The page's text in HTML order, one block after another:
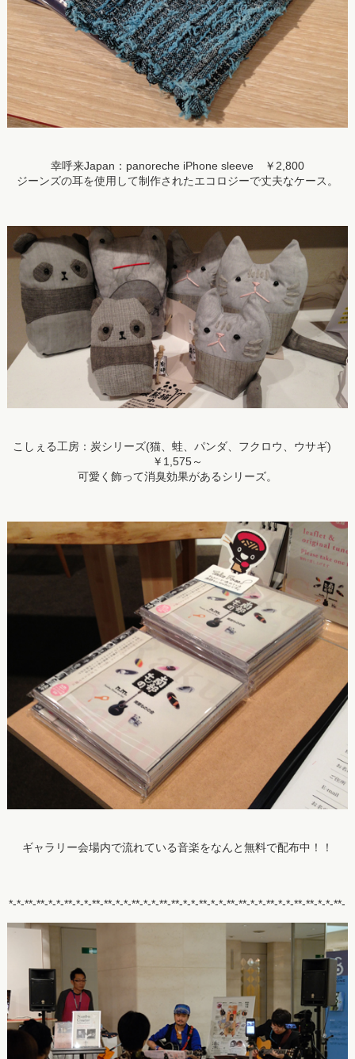
幸呼来Japan：panoreche iPhone sleeve ￥2,800
ジーンズの耳を使用して制作されたエコロジーで丈夫なケース。
こしぇる工房：炭シリーズ(猫、蛙、パンダ、フクロウ、ウサギ)
￥1,575～
可愛く飾って消臭効果があるシリーズ。
ギャラリー会場内で流れている音楽をなんと無料で配布中！！
*-*-**-**-*-*-**-*-*-**-**-*-*-**-*-*-**-**-*-*-**-*-*-**-**-*-*-**-*-*-**-**-*-*-**-